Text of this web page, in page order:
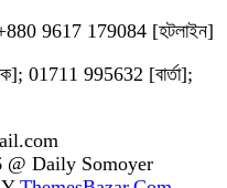
9617 179084 [হটলাইন]
01711 995632 [বার্তা];
@ Daily Somoyer